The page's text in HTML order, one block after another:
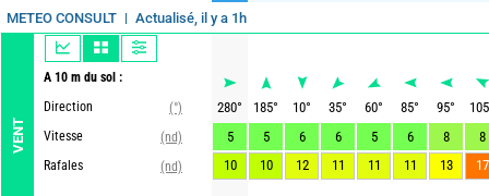
METEO CONSULT Actualisé, il y a 1h
VENT
A 10 m du sol :
Direction
(°)
Vitesse
(nd)
Rafales
(nd)
280° 185° 10° 35° 60° 85° 95°
105
5
5 6 6 5 6 8
8
10
10 12 11 11 11 13 17